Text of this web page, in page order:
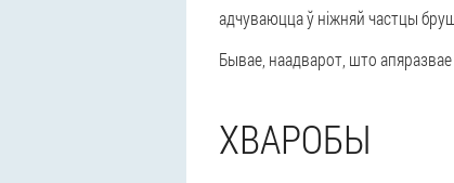
адчуваюцца ў ніжняй частцы
Бывае, наадварот, што
ХВАРОБЫ